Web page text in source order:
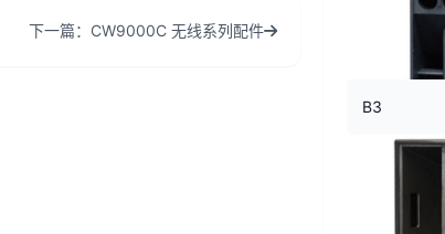
下一篇：CW9000C 无线系列配件
B3